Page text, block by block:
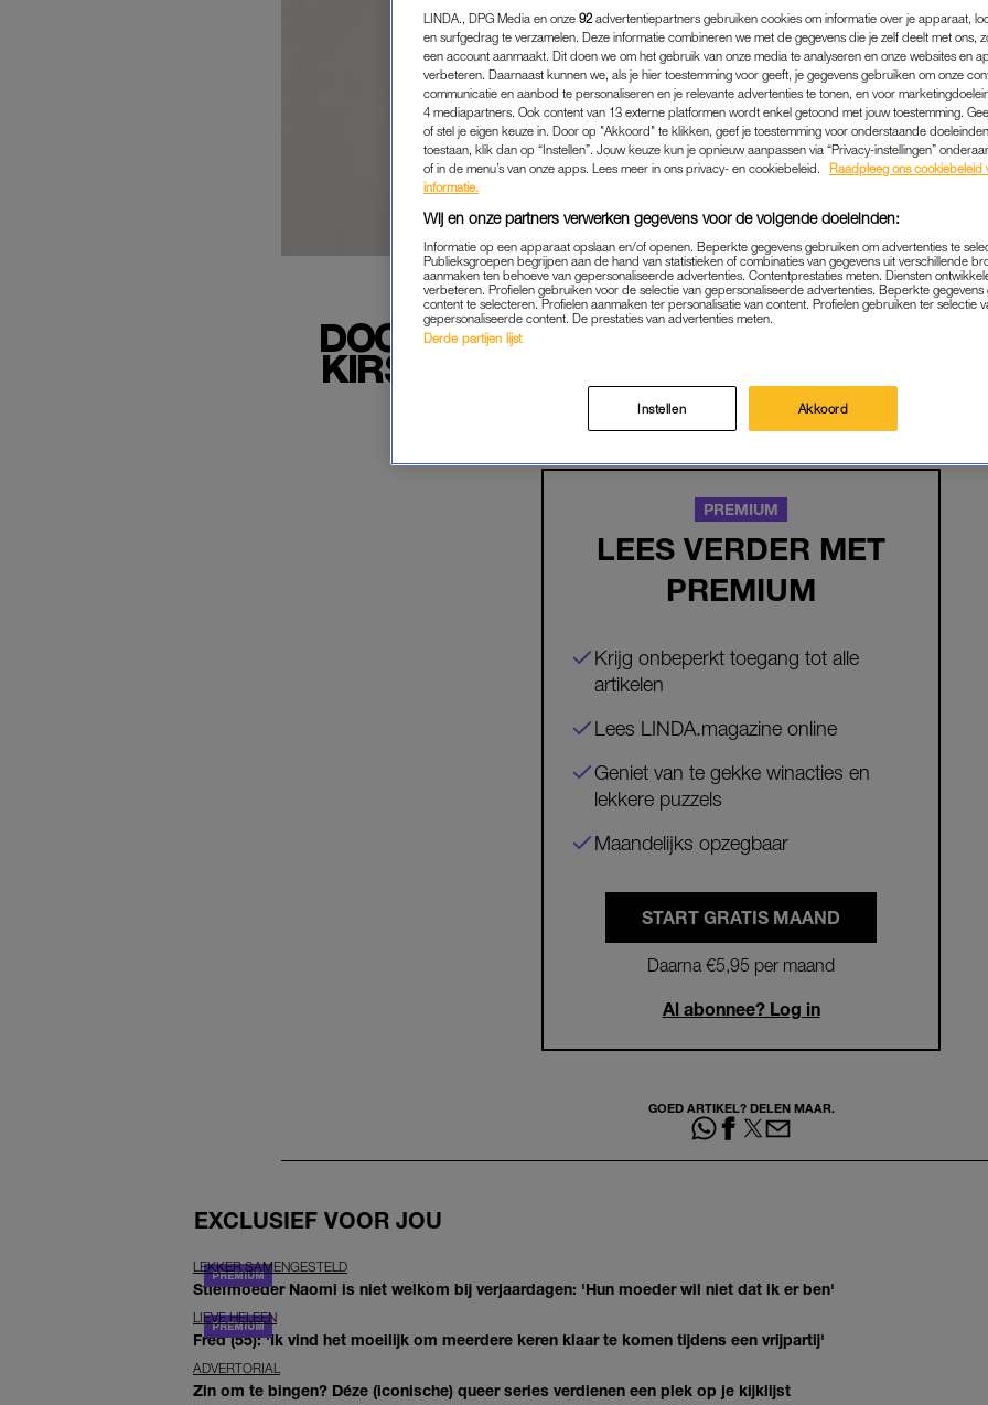
DOOR HET EHLERS-
KIRSTEN (45) NIET MEER ETEN:
MIJN KIST AL
PERSOONLIJK|INTERVIEW
02-09-2025 | MAARTJE SCHUTRUPS
PREMIUM
LEES VERDER MET
PREMIUM
Krijg onbeperkt toegang tot alle
artikelen
Lees LINDA.magazine online
Geniet van te gekke winacties en
lekkere puzzels
Maandelijks opzegbaar
START GRATIS MAAND
Daarna €5,95 per maand
Al abonnee? Log in
GOED ARTIKEL? DELEN MAAR.
EXCLUSIEF VOOR JOU
LEKKER SAMENGESTELD
Stiefmoeder Naomi is niet welkom bij verjaardagen: 'Hun moeder wil niet dat ik er ben'
LIEVE HELEEN
Fred (55): 'Ik vind het moeilijk om meerdere keren klaar te komen tijdens een vrijpartij'
ADVERTORIAL
Zin om te bingen? Déze (iconische) queer series verdienen een plek op je kijklijst
LINDA., DPG Media en onze 92 advertentiepartners gebruiken cookies om informatie over je apparaat,
en surfgedrag te verzamelen. Deze informatie combineren we met de gegevens die je zelf deelt met ons,
een account aanmaakt. Dit doen we om het gebruik van onze media te analyseren en onze websites en
verbeteren. Daarnaast kunnen we, als je hier toestemming voor geeft, je gegevens gebruiken om onze
communicatie en aanbod te personaliseren en je relevante advertenties te tonen, en voor
4 mediapartners. Ook content van 13 externe platformen wordt enkel getoond met jouw toestemming.
of stel je eigen keuze in. Door op "Akkoord" te klikken, geef je toestemming voor onderstaande
toestaan, klik dan op “Instellen”. Jouw keuze kun je opnieuw aanpassen via “Privacy-instellingen”
of in de menu’s van onze apps. Lees meer in ons privacy- en cookiebeleid.
Raadpleeg ons cookiebeleid
informatie.
Wij en onze partners verwerken gegevens voor de volgende doeleinden:
Informatie op een apparaat opslaan en/of openen. Beperkte gegevens gebruiken om advertenties te
Publieksgroepen begrijpen aan de hand van statistieken of combinaties van gegevens uit verschillende
aanmaken ten behoeve van gepersonaliseerde advertenties. Contentprestaties meten. Diensten
verbeteren. Profielen gebruiken voor de selectie van gepersonaliseerde advertenties. Beperkte
content te selecteren. Profielen aanmaken ter personalisatie van content. Profielen gebruiken ter selectie
gepersonaliseerde content. De prestaties van advertenties meten.
Derde partijen lijst
Instellen Akkoord